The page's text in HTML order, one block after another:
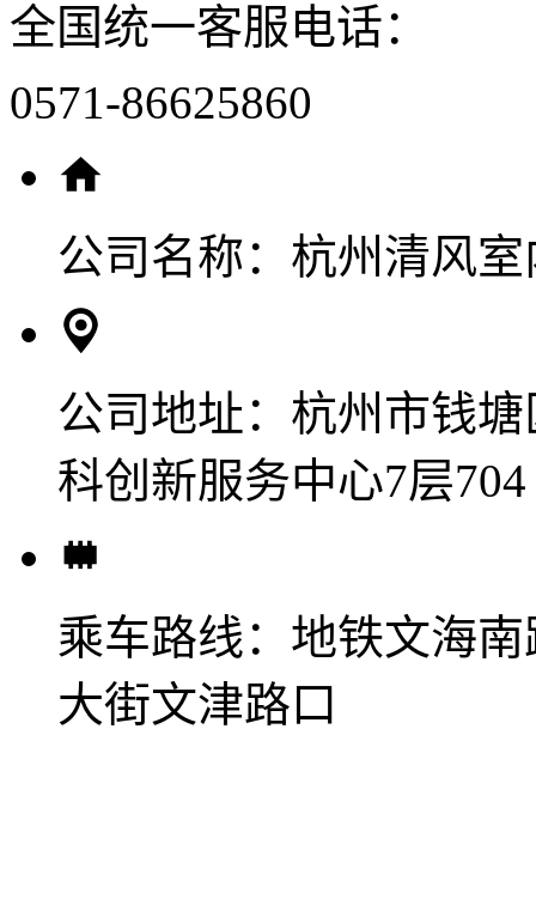
全国统一客服电话：
0571-86625860
公司名称： 杭州清风
公司地址： 杭州市钱
科创新服务中心7层704
乘车路线： 地铁文海
大街文津路口